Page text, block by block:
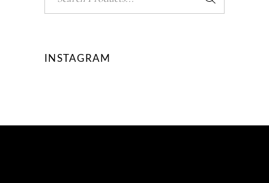
INSTAGRAM